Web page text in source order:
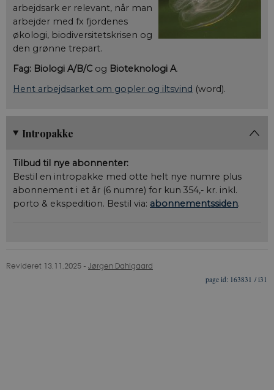
arbejdsark er relevant, når man
arbejder med fx fjordenes
økologi, biodiversitetskrisen og
den grønne trepart.
Fag: Biologi A/B/C og Bioteknologi A.
Hent arbejdsarket om gopler og iltsvind (word).
Intropakke
Tilbud til nye abonnenter:
Bestil en intropakke med otte helt nye numre plus
abonnement i et år (6 numre) for kun 354,- kr. inkl.
porto & ekspedition. Bestil via: abonnementssiden.
Revideret 13.11.2025 - Jørgen Dahlgaard
163831 / i31